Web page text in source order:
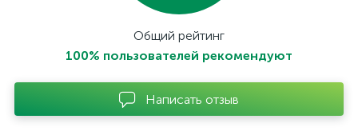
Общий рейтинг
100% пользователей рекомендуют
Написать отзыв